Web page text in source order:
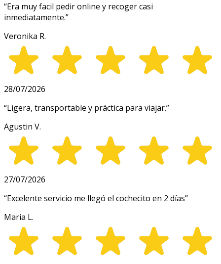
“Era muy facil pedir online y recoger casi
inmediatamente.”
Veronika R.
28/07/2026
“Ligera, transportable y práctica para viajar.”
Agustin V.
27/07/2026
“Excelente servicio me llegó el cochecito en 2 días”
Maria L.